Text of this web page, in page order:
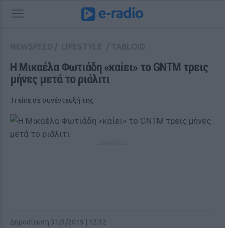
Η Μικαέλα Φωτιάδη «καίει» το GNTM τρεις
μήνες μετά το ριάλιτι
Tι είπε σε συνέντευξή της
Δημοσίευση 31/3/2019 | 12:32